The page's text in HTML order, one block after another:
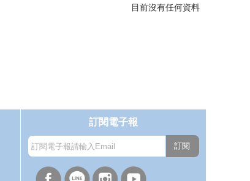
目前沒有任何資料
訂閱電子報
訂閱